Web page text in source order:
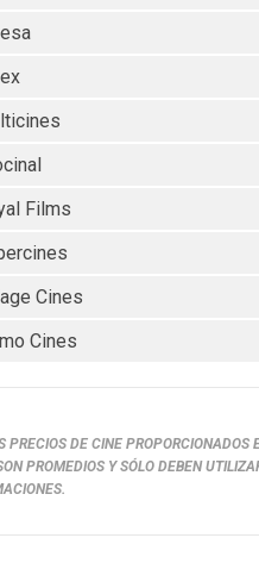
Films
Cines
Cines
PRECIOS DE CINE PROPORCIONADOS
PROMEDIOS Y SÓLO DEBEN